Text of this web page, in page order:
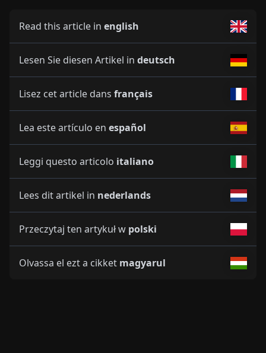
Read this article in english
Lesen Sie diesen Artikel in deutsch
Lisez cet article dans français
Lea este artículo en español
Leggi questo articolo italiano
Lees dit artikel in nederlands
Przeczytaj ten artykuł w polski
Olvassa el ezt a cikket magyarul